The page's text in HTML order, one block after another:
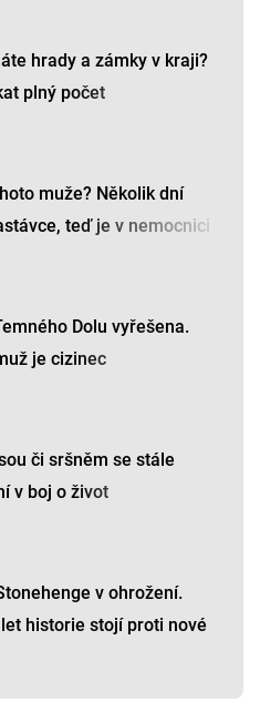
hrady a zámky v kraji?
plný počet
muže? Několik dní
teď je v nemocnici
Dolu vyřešena.
je cizinec
či sršněm se stále
v boj o život
v ohrožení.
historie stojí proti nové